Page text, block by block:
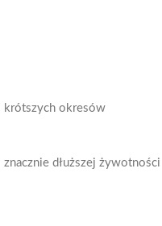
krótszych okresów
dłuższej żywotności